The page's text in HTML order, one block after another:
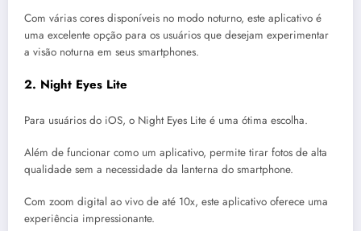
Com várias cores disponíveis no modo noturno, este aplicativo é
uma excelente opção para os usuários que desejam experimentar
a visão noturna em seus smartphones.
2. Night Eyes Lite
Para usuários do iOS, o Night Eyes Lite é uma ótima escolha.
Além de funcionar como um aplicativo, permite tirar fotos de alta
qualidade sem a necessidade da lanterna do smartphone.
Com zoom digital ao vivo de até 10x, este aplicativo oferece uma
experiência impressionante.